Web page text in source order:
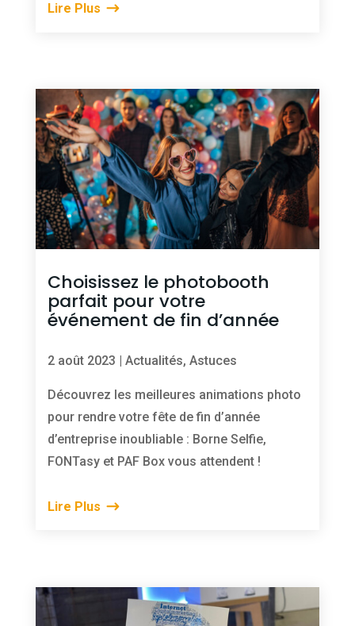
Lire Plus
Choisissez le photobooth
parfait pour votre
événement de fin d’année
2 août 2023 | Actualités, Astuces
Découvrez les meilleures animations photo
pour rendre votre fête de fin d’année
d’entreprise inoubliable : Borne Selfie,
FONTasy et PAF Box vous attendent !
Lire Plus